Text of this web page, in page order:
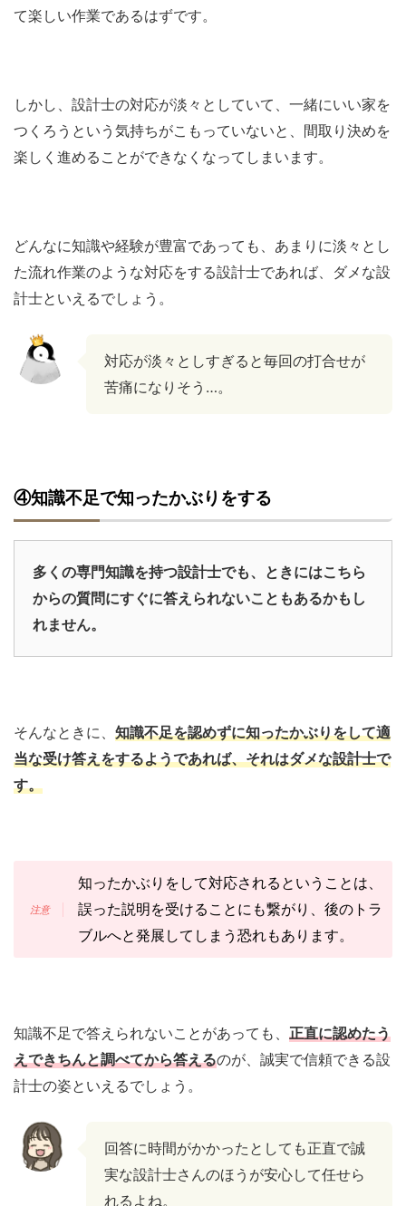
て楽しい作業であるはずです。
しかし、設計士の対応が淡々としていて、一緒にいい家を
つくろうという気持ちがこもっていないと、間取り決めを
楽しく進めることができなくなってしまいます。
どんなに知識や経験が豊富であっても、あまりに淡々とし
た流れ作業のような対応をする設計士であれば、ダメな設
計士といえるでしょう。
対応が淡々としすぎると毎回の打合せが
苦痛になりそう…。
④知識不足で知ったかぶりをする
多くの専門知識を持つ設計士でも、 ときにはこちら
からの質問にすぐに答えられないこともあるかもし
れません。
そんなときに、 知識不足を認めずに知ったかぶりをして適
当な受け答えをするようであれば、それはダメな設計士で
す。
知ったかぶりをして対応されるということは、
誤った説明を受けることにも繋がり、後のトラ
ブルへと発展してしまう恐れもあります。
知識不足で答えられないことがあっても、 正直に認めたう
えできちんと調べてから答えるのが、誠実で信頼できる設
計士の姿といえるでしょう。
回答に時間がかかったとしても正直で誠
実な設計士さんのほうが安心して任せら
れるよね。